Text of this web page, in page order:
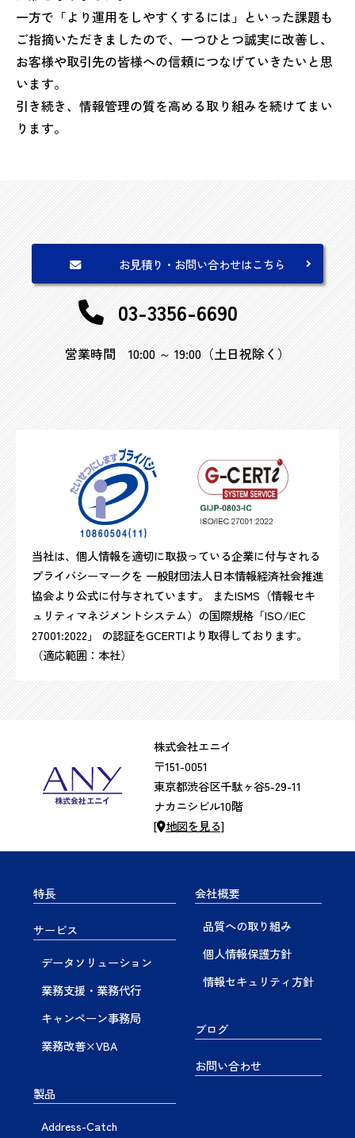
一方で「より運用をしやすくするには」といった課題も
ご指摘いただきましたので、一つひとつ誠実に改善し、
お客様や取引先の皆様への信頼につなげていきたいと思
います。
引き続き、情報管理の質を高める取り組みを続けてまい
ります。
当社は、個人情報を適切に取扱っている企業に付与される
プライバシーマークを 一般財団法人日本情報経済社会推進
協会より公式に付与されています。 またISMS（情報セキ
ュリティマネジメントシステム）の国際規格「ISO/IEC
27001:2022」 の認証をGCERTIより取得しております。
（適応範囲：本社）
お見積り・お問い合わせはこちら
03-3356-6690
営業時間 10:00 ～ 19:00（土日祝除く）
株式会社エニイ
〒151-0051
東京都渋谷区千駄ヶ谷5-29-11
ナカニシビル10階
[ 地図を見る]
特長
サービス
データソリューション
業務支援・業務代行
キャンペーン事務局
業務改善×VBA
製品
Address-Catch
会社概要
品質への取り組み
個人情報保護方針
情報セキュリティ方針
ブログ
お問い合わせ